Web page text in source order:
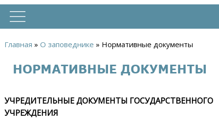
здесь
Главная » О заповеднике » Нормативные документы
НОРМАТИВНЫЕ ДОКУМЕНТЫ
УЧРЕДИТЕЛЬНЫЕ ДОКУМЕНТЫ ГОСУДАРСТВЕННОГО
УЧРЕЖДЕНИЯ